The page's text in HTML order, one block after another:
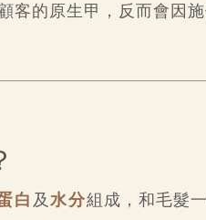
客的原生甲，反而會因
白 及 水分組成，和毛髮